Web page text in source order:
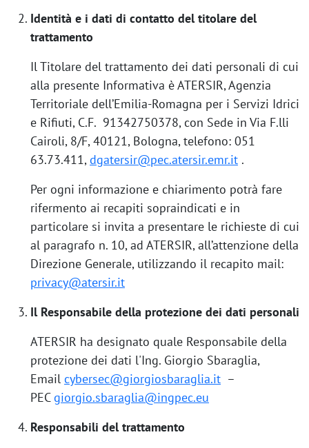
Identità e i dati di contatto del titolare del
trattamento
Il Titolare del trattamento dei dati personali di cui
alla presente Informativa è ATERSIR, Agenzia
Territoriale dell’Emilia-Romagna per i Servizi Idrici
e Rifiuti, C.F. 91342750378, con Sede in Via F.lli
Cairoli, 8/F, 40121, Bologna, telefono: 051
63.73.411, dgatersir@pec.atersir.emr.it .
Per ogni informazione e chiarimento potrà fare
rifermento ai recapiti sopraindicati e in
particolare si invita a presentare le richieste di cui
al paragrafo n. 10, ad ATERSIR, all’attenzione della
Direzione Generale, utilizzando il recapito mail:
privacy@atersir.it
Il Responsabile della protezione dei dati personali
ATERSIR ha designato quale Responsabile della
protezione dei dati l'Ing. Giorgio Sbaraglia,
Email cybersec@giorgiosbaraglia.it –
PECgiorgio.sbaraglia@ingpec.eu
Responsabili del trattamento